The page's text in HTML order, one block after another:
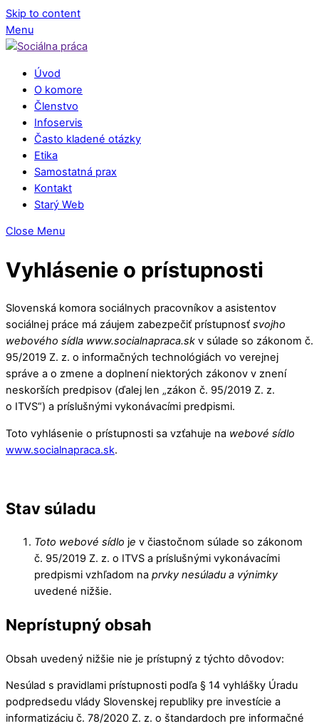
Skip to content
Menu
Úvod
O komore
Členstvo
Infoservis
Často kladené otázky
Etika
Samostatná prax
Kontakt
Starý Web
Close Menu
Vyhlásenie o prístupnosti
Slovenská komora sociálnych pracovníkov a asistentov
sociálnej práce má záujem zabezpečiť prístupnosť svojho
webového sídla www.socialnapraca.sk v súlade so zákonom č.
95/2019 Z. z. o informačných technológiách vo verejnej
správe a o zmene a doplnení niektorých zákonov v znení
neskorších predpisov (ďalej len „zákon č. 95/2019 Z. z.
o ITVS“) a príslušnými vykonávacími predpismi.
Toto vyhlásenie o prístupnosti sa vzťahuje na webové sídlo
www.socialnapraca.sk.
Stav súladu
Toto webové sídlo je v čiastočnom súlade so zákonom
č. 95/2019 Z. z. o ITVS a príslušnými vykonávacími
predpismi vzhľadom na prvky nesúladu a výnimky
uvedené nižšie.
Neprístupný obsah
Obsah uvedený nižšie nie je prístupný z týchto dôvodov:
Nesúlad s pravidlami prístupnosti podľa § 14 vyhlášky Úradu
podpredsedu vlády Slovenskej republiky pre investície a
informatizáciu č. 78/2020 Z. z. o štandardoch pre informačné